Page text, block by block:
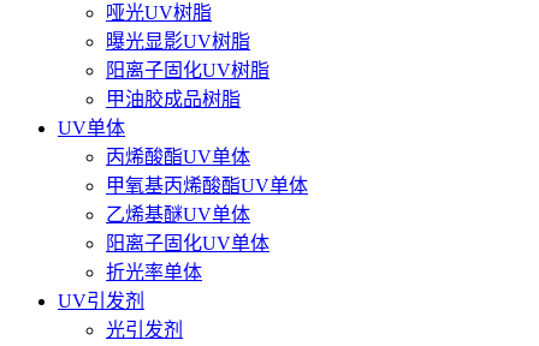
哑光UV树脂
曝光显影UV树脂
阳离子固化UV树脂
甲油胶成品树脂
UV单体
丙烯酸酯UV单体
甲氧基丙烯酸酯UV单体
乙烯基醚UV单体
阳离子固化UV单体
折光率单体
UV引发剂
光引发剂